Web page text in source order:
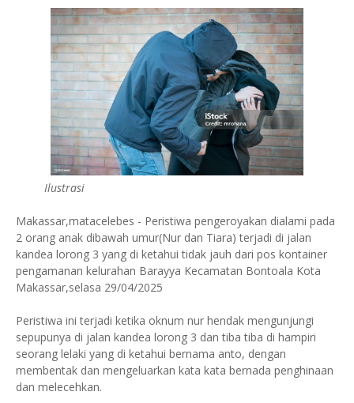
Ilustrasi
Makassar,matacelebes - Peristiwa pengeroyakan dialami pada
2 orang anak dibawah umur(Nur dan Tiara) terjadi di jalan
kandea lorong 3 yang di ketahui tidak jauh dari pos kontainer
pengamanan kelurahan Barayya Kecamatan Bontoala Kota
Makassar,selasa 29/04/2025
Peristiwa ini terjadi ketika oknum nur hendak mengunjungi
sepupunya di jalan kandea lorong 3 dan tiba tiba di hampiri
seorang lelaki yang di ketahui bernama anto, dengan
membentak dan mengeluarkan kata kata bernada penghinaan
dan melecehkan.